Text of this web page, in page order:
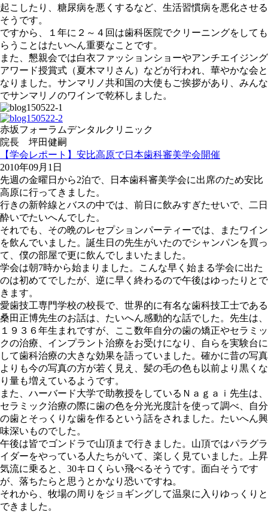
起こしたり、糖尿病を悪くするなど、生活習慣病を悪化させる
そうです。
ですから、１年に２～４回は歯科医院でクリーニングをしても
らうことはたいへん重要なことです。
また、懇親会では白衣ファッションショーやアンチエイジング
アワード授賞式（夏木マリさん）などが行われ、華やかな会と
なりました。サンマリノ共和国の大使もご挨拶があり、みんな
でサンマリノのワインで乾杯しました。
赤坂フォーラムデンタルクリニック
院長 坪田健嗣
【学会レポート】安比高原で日本歯科審美学会開催
2010年09月1日
先週の金曜日から2泊で、日本歯科審美学会に出席のため安比
高原に行ってきました。
行きの新幹線とバスの中では、前日に飲みすぎたせいで、二日
酔いでたいへんでした。
それでも、その晩のレセプションパーティーでは、またワイン
を飲んでいました。誕生日の先生がいたのでシャンパンを買っ
て、僕の部屋で更に飲んでしまいたました。
学会は朝7時から始まりました。こんな早く始まる学会に出た
のは初めてでしたが、逆に早く終わるので午後はゆったりとで
きます。
愛歯技工専門学校の校長で、世界的に有名な歯科技工士である
桑田正博先生のお話は、たいへん感動的な話でした。先生は、
１９３６年生まれですが、ここ数年自分の歯の矯正やセラミッ
クの治療、インプラント治療をお受けになり、自らを実験台に
して歯科治療の大きな効果を語っていました。確かに昔の写真
よりも今の写真の方が若く見え、髪の毛の色も以前より黒くな
り量も増えているようです。
また、ハーバード大学で助教授をしているＮａｇａｉ先生は、
セラミック治療の際に歯の色を分光光度計を使って調べ、自分
の歯とそっくりな歯を作るという話をされました。たいへん興
味深いものでした。
午後は皆でゴンドラで山頂まで行きました。山頂ではパラグラ
イダーをやっている人たちがいて、楽しく見ていました。上昇
気流に乗ると、30キロくらい飛べるそうです。面白そうです
が、落ちたらと思うとかなり恐いですね。
それから、牧場の周りをジョギングして温泉に入りゆっくりと
できました。